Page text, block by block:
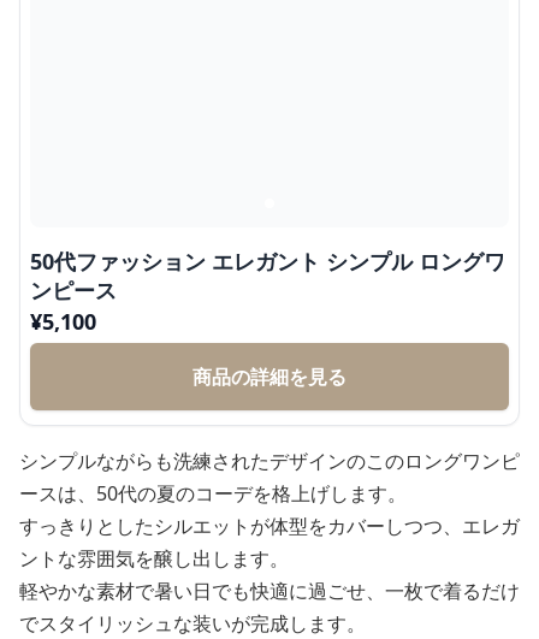
50代ファッション エレガント シンプル ロングワ
ンピース
¥5,100
商品の詳細を見る
シンプルながらも洗練されたデザインのこのロングワンピ
ースは、50代の夏のコーデを格上げします。
すっきりとしたシルエットが体型をカバーしつつ、エレガ
ントな雰囲気を醸し出します。
軽やかな素材で暑い日でも快適に過ごせ、一枚で着るだけ
でスタイリッシュな装いが完成します。